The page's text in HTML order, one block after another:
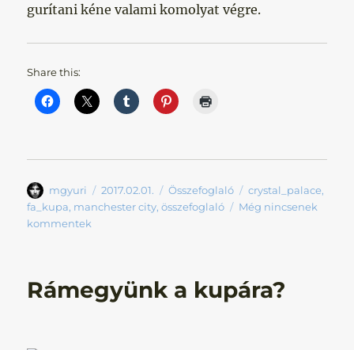
gurítani kéne valami komolyat végre.
Share this:
Szerző
mgyuri Közzétéve
2017.02.01. Kategória
Összefoglaló Címke
crystal_palace,
fa_kupa, manchester city,összefoglaló
Még nincsenek
kommentek
Rámegyünk a kupára?